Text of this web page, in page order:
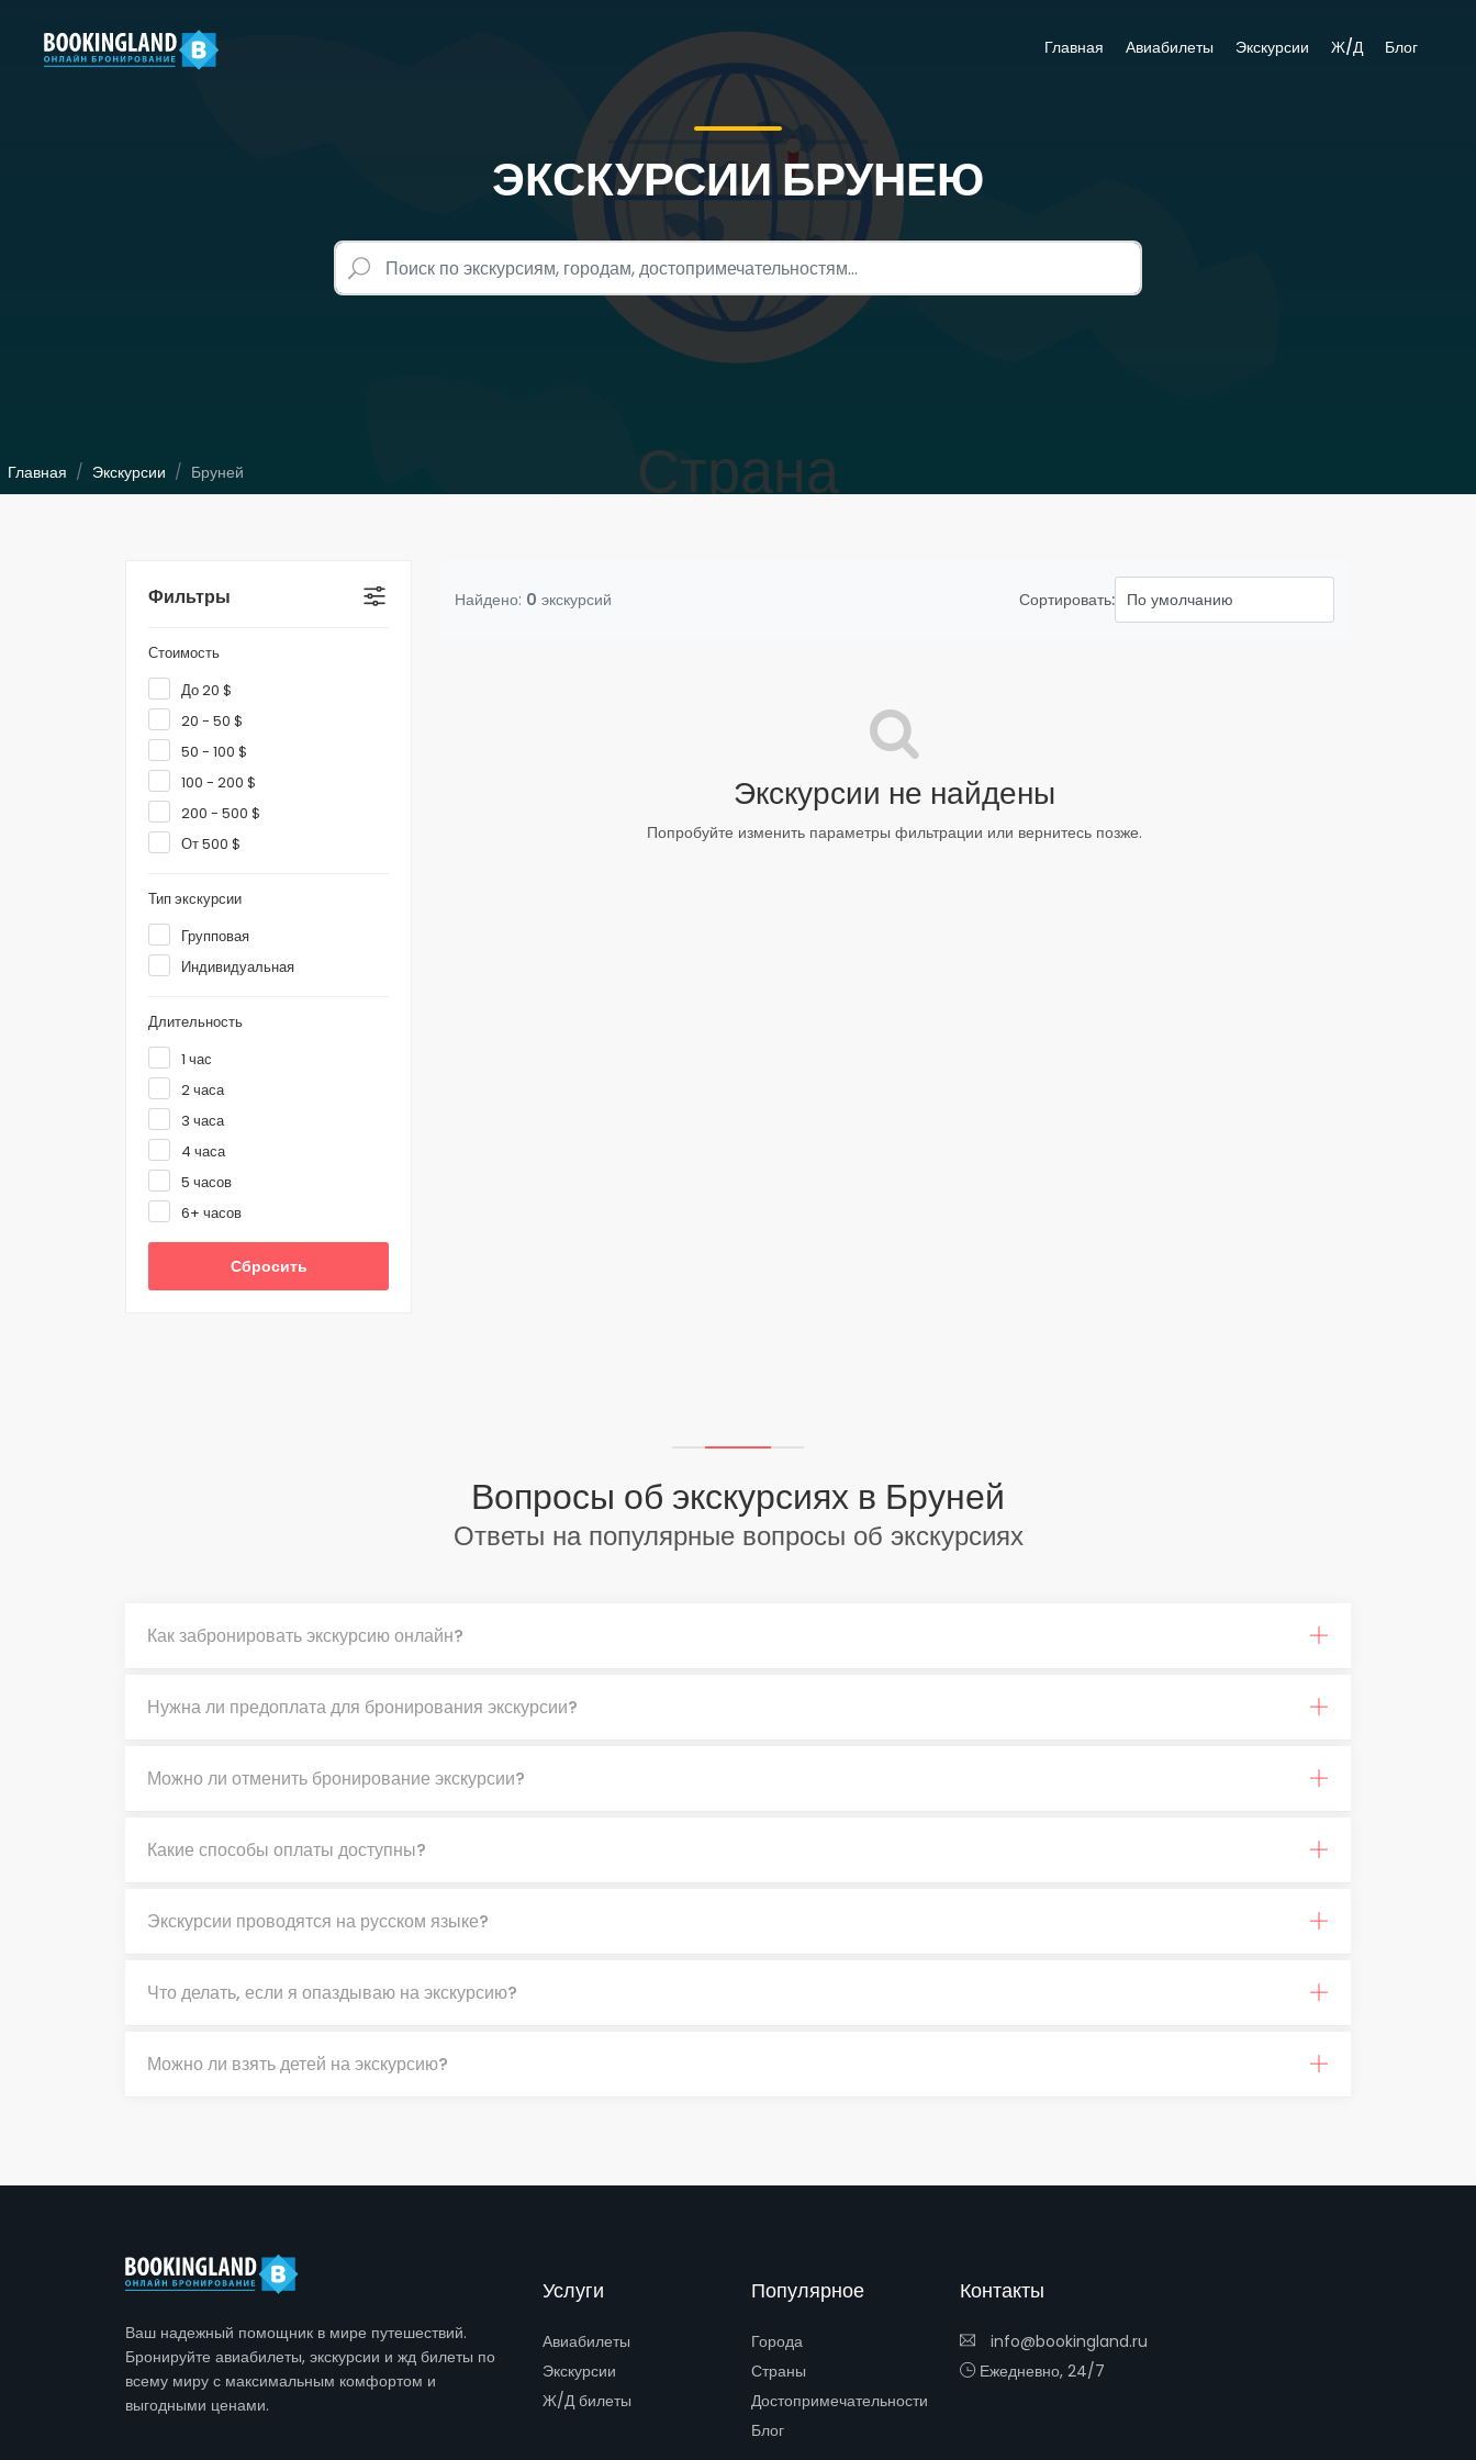
Главная Авиабилеты Экскурсии Ж/Д Блог
ЭКСКУРСИИ БРУНЕЮ
Главная Экскурсии Бруней
Фильтры
Стоимость
До 20 $
20 - 50 $
50 - 100 $
100 - 200 $
200 - 500 $
От 500 $
Тип экскурсии
Групповая
Индивидуальная
Длительность
1 час
2 часа
3 часа
4 часа
5 часов
6+ часов
Сбросить
Найдено: 0 экскурсий Сортировать:
Экскурсии не найдены
Попробуйте изменить параметры фильтрации или вернитесь позже.
Вопросы об экскурсиях в Бруней
Ответы на популярные вопросы об экскурсиях
Как забронировать экскурсию онлайн?
Нужна ли предоплата для бронирования экскурсии?
Можно ли отменить бронирование экскурсии?
Какие способы оплаты доступны?
Экскурсии проводятся на русском языке?
Что делать, если я опаздываю на экскурсию?
Можно ли взять детей на экскурсию?
Ваш надежный помощник в мире путешествий.
Бронируйте авиабилеты, экскурсии и жд билеты по
всему миру с максимальным комфортом и
выгодными ценами.
Услуги
Авиабилеты
Экскурсии
Ж/Д билеты
Популярное
Города
Страны
Достопримечательности
Блог
Контакты
info@bookingland.ru
Ежедневно, 24/7